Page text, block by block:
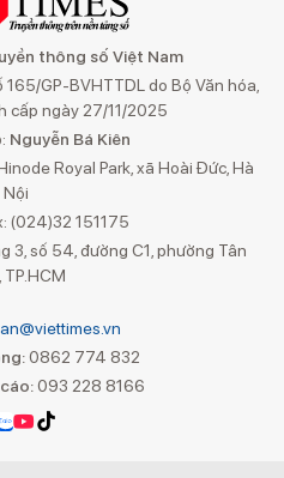
thông số Việt Nam
GP-BVHTTDL do Bộ Văn hóa,
cấp ngày 27/11/2025
Nguyễn Bá Kiên
Royal Park, xã Hoài Đức, Hà
Nội
(024)32 151175
3, số 54, đường C1, phường Tân
TP.HCM
0862 774 832
093 228 8166